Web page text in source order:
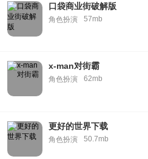
口袋商业街破解版
角色扮演 57mb
x-man对街霸
角色扮演 62mb
更好的世界下载
角色扮演 50.7mb